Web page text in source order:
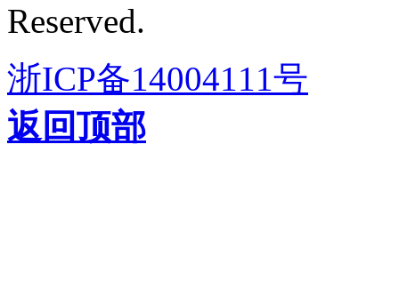
Reserved.
浙ICP备14004111号
返回顶部